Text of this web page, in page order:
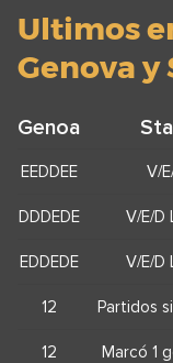
Ultimos
Genova
Genoa
EEDDEE V/
DDDEDE V/E/D
EDDEDE V/E/D
12 Partidos
12 Marcó 1